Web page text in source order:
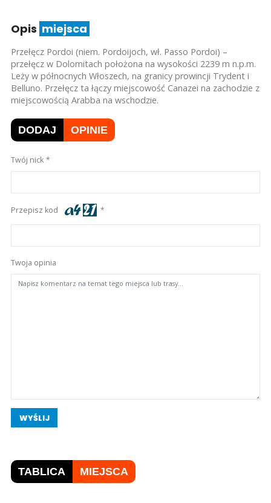
Opis miejsca
Przełęcz Pordoi (niem. Pordoijoch, wł. Passo Pordoi) –
przełęcz w Dolomitach położona na wysokości 2239 m n.p.m.
Leży w północnych Włoszech, na granicy prowincji Trydent i
Belluno. Przełęcz ta łączy miejscowość Canazei na zachodzie z
miejscowością Arabba na wschodzie.
DODAJ OPINIE
Twój nick
Przepisz kod
Twoja opinia
WYŚLIJ
TABLICA MIEJSCA